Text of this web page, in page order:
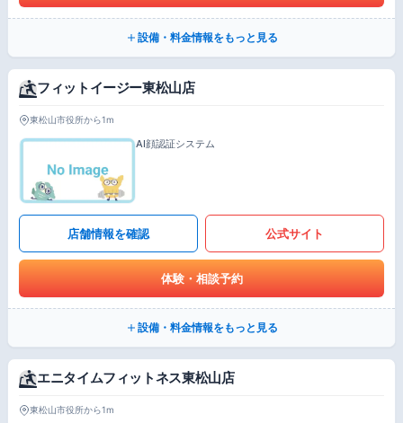
設備・料金情報をもっと見る
フィットイージー東松山店
東松山市役所から1m
AI顔認証システム
店舗情報を確認 公式サイト
体験・相談予約
設備・料金情報をもっと見る
エニタイムフィットネス東松山店
東松山市役所から1m